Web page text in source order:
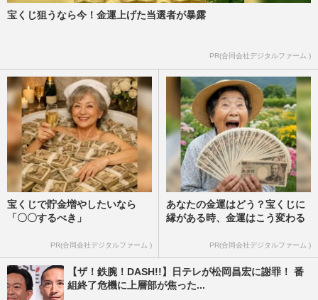
宝くじ狙うなら今！金運上げた当選者が暴露
PR(合同会社デジタルファーム )
宝くじで貯金増やしたいなら
「〇〇するべき」
PR(合同会社デジタルファーム )
あなたの金運はどう？宝くじに
縁がある時、金運はこう変わる
PR(合同会社デジタルファーム )
【ザ！鉄腕！DASH!!】日テレが松岡昌宏に謝罪！ 番
組終了危機に上層部が焦った...